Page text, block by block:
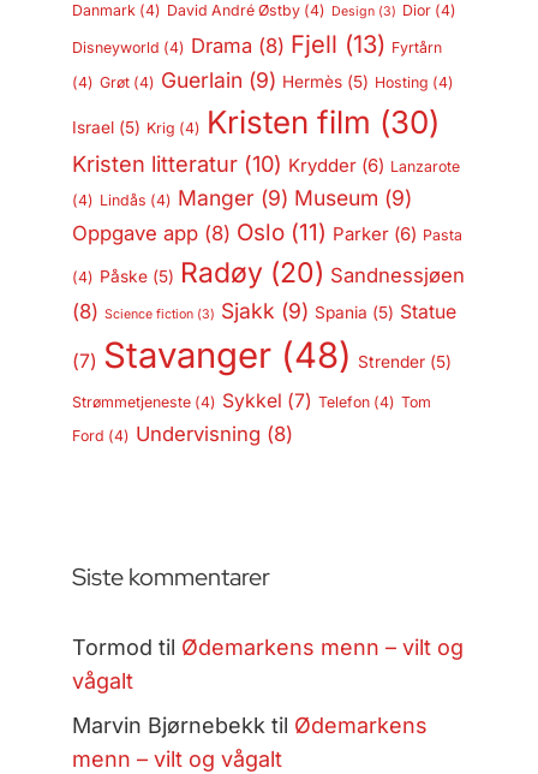
Danmark(4) David André Østby(4) Design(3) Dior(4)
Disneyworld (4) Drama (8) Fjell (13) Fyrtårn
(4) Grøt(4) Guerlain (9) Hermès(5) Hosting (4)
Israel(5) Krig (4) Kristen film (30)
Kristen litteratur(10) Krydder(6) Lanzarote
(4) Lindås (4) Manger(9) Museum (9)
Oppgave app(8) Oslo(11) Parker(6) Pasta
(4) Påske(5) Radøy(20) Sandnessjøen
(8) Science fiction(3) Sjakk (9) Spania (5) Statue
(7) Stavanger(48) Strender(5)
Strømmetjeneste(4) Sykkel (7) Telefon(4) Tom
Ford (4) Undervisning (8)
Siste kommentarer
Tormod til Ødemarkens menn – vilt og
vågalt
Marvin Bjørnebekk til Ødemarkens
menn – vilt og vågalt